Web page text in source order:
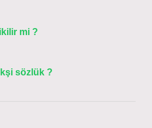
mi ?
sözlük ?